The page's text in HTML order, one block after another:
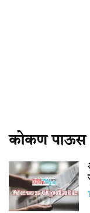
कोकण पाऊस